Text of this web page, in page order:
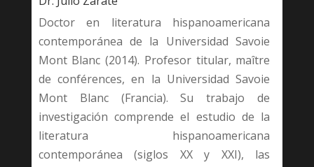
Doctor en literatura hispanoamericana
contemporánea de la Universidad Savoie
Mont Blanc (2014). Profesor titular, maître
de conférences, en la Universidad Savoie
Mont Blanc (Francia). Su trabajo de
investigación comprende el estudio de la
literatura hispanoamericana
contemporánea (siglos XX y XXI), las